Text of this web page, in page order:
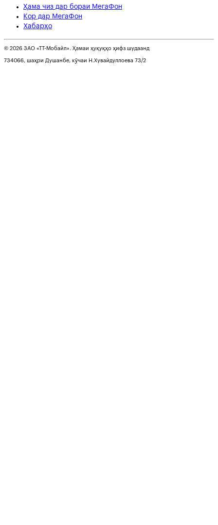
Ҳама чиз дар бораи МегаФон
Кор дар МегаФон
Хабарҳо
© 2026 ЗАО «ТТ-Мобайл». Ҳамаи ҳуқуқҳо ҳифз шудаанд
734066, шаҳри Душанбе, кӯчаи Н.Хувайдуллоева 73/2